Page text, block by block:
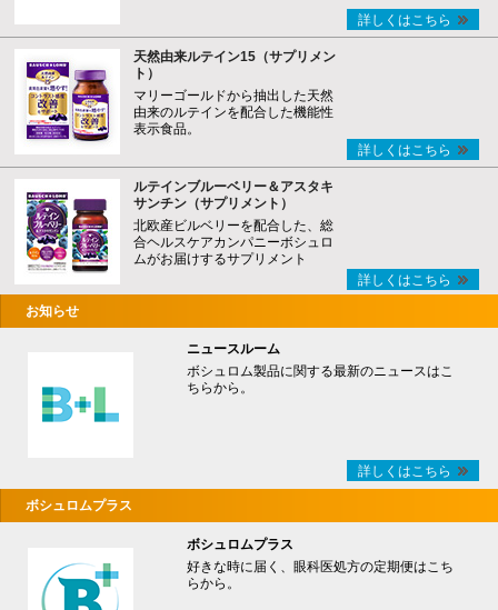
詳しくはこちら
天然由来ルテイン15（サプリメン
ト）
マリーゴールドから抽出した天然
由来のルテインを配合した機能性
表示食品。
詳しくはこちら
ルテインブルーベリー＆アスタキ
サンチン（サプリメント）
北欧産ビルベリーを配合した、総
合ヘルスケアカンパニーボシュロ
ムがお届けするサプリメント
詳しくはこちら
お知らせ
ニュースルーム
ボシュロム製品に関する最新のニュースはこ
ちらから。
詳しくはこちら
ボシュロムプラス
ボシュロムプラス
好きな時に届く、眼科医処方の定期便はこち
らから。